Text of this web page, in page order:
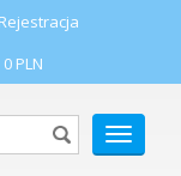
Rejestracja
0 PLN
POKAŻ
MENU